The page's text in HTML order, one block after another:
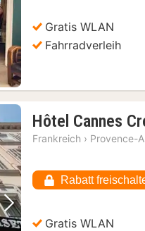
Gratis WLAN
Fahrradverleih
Nächstes Bild
Hôtel Cannes
Frankreich › Provence-
Rabatt
Gratis WLAN